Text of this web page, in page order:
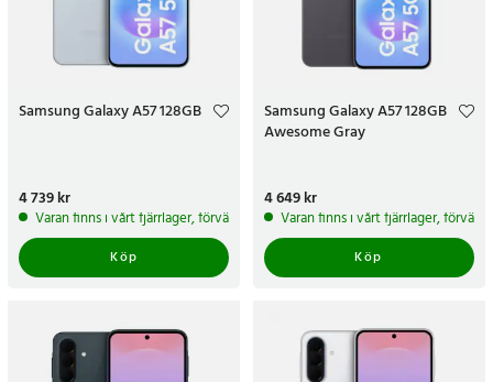
Samsung Galaxy A57 128GB
Pris:4 739 kr
4 739 kr
Varan finns i vårt fjärrlager, förväntas skickas inom 5-7 arbetsdagar
Köp
Samsung Galaxy A57 128GB
Awesome Gray
Pris:4 649 kr
4 649 kr
Varan finns i vårt fjärrlager,
Köp